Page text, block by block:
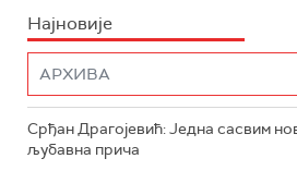
Најновије
Срђан Драгојевић: Једна сасвим
љубавна прича